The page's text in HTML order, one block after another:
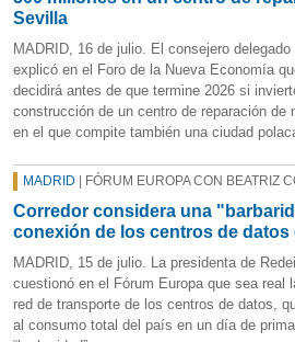
Sevilla
MADRID, 16 de julio. El consejero delegado
explicó en el Foro de la Nueva Economía
decidirá antes de que termine 2026 si
construcción de un centro de reparación de
en el que compite también una ciudad
MADRID | FÓRUM EUROPA CON BEATRIZ
Corredor considera una
conexión de los centros de datos
MADRID, 15 de julio. La presidenta de
cuestionó en el Fórum Europa que sea real
red de transporte de los centros de datos,
al consumo total del país en un día de